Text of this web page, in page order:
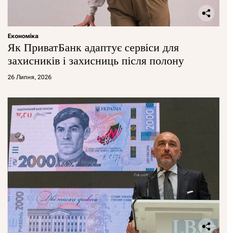
Економіка
Як ПриватБанк адаптує сервіси для
захисників і захисниць після полону
26 Липня, 2026